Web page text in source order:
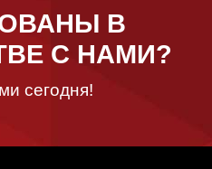
В
С НАМИ?
сегодня!